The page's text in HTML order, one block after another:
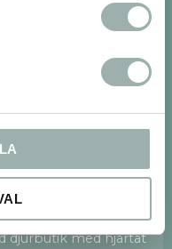
integritetspolicy.
en 250kvm
även en ny butik i
djurbutik med hjärtat